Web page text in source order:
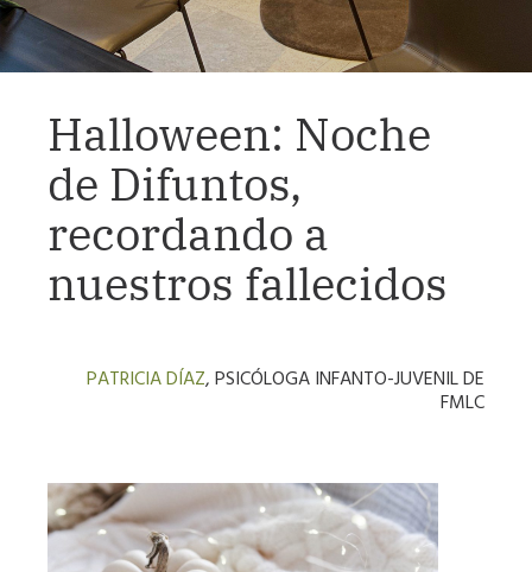
Halloween: Noche
de Difuntos,
recordando a
nuestros fallecidos
PATRICIA DÍAZ, PSICÓLOGA INFANTO-JUVENIL DE
FMLC